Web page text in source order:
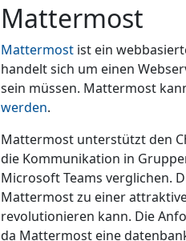
Mattermost
Mattermost ist ein
handelt sich um einen
sein müssen. Mattermost
werden.
Mattermost unterstützt den
die Kommunikation in
Microsoft Teams verglichen.
Mattermost zu einer
revolutionieren kann. Die
da Mattermost eine